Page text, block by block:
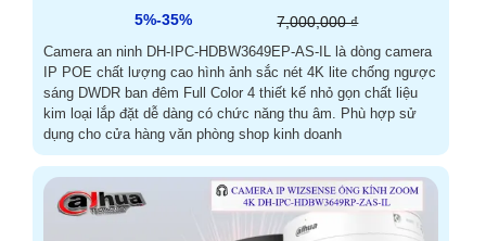
5%-35% 7,000,000 ₫
Camera an ninh DH-IPC-HDBW3649EP-AS-IL là dòng camera
IP POE chất lượng cao hình ảnh sắc nét 4K lite chống ngược
sáng DWDR ban đêm Full Color 4 thiết kế nhỏ gọn chất liệu
kim loại lắp đặt dễ dàng có chức năng thu âm. Phù hợp sử
dụng cho cửa hàng văn phòng shop kinh doanh